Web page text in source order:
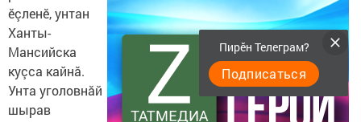
ӗçленӗ, унтан
Ханты-
Мансийска
куçса кайнă.
Унта уголовнăй
шырав
Пирӗн Телеграм?
Подписаться